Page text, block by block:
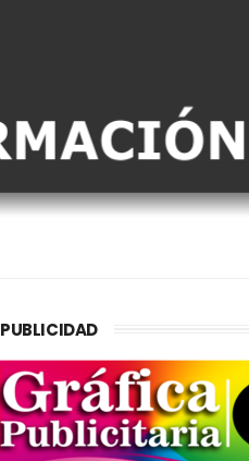
PUBLICIDAD